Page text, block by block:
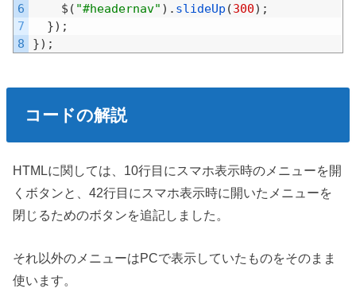
6
7
8
$ ( "#headernav" ) . slideUp (300) ;
}) ;
}) ;
コードの解説
HTMLに関しては、10行目にスマホ表示時のメニューを開
くボタンと、42行目にスマホ表示時に開いたメニューを
閉じるためのボタンを追記しました。
それ以外のメニューはPCで表示していたものをそのまま
使います。